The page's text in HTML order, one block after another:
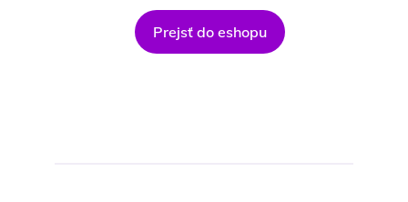
Prejsť do eshopu